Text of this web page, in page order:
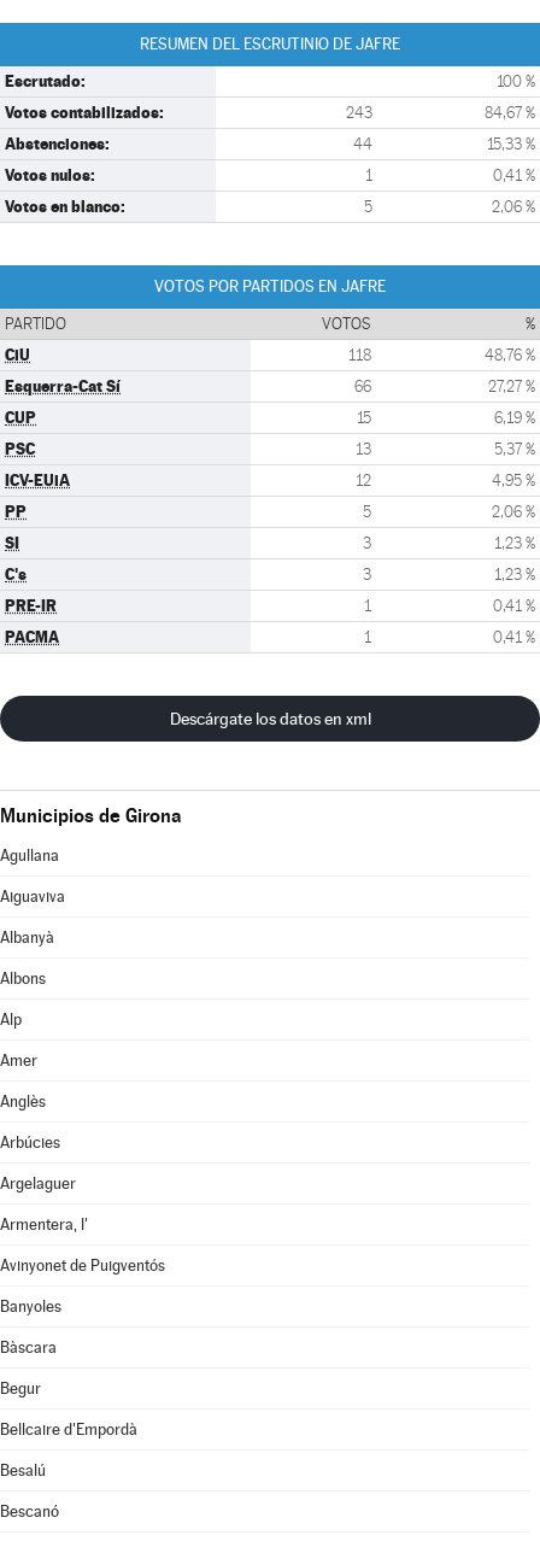
RESUMEN DEL ESCRUTINIO DE JAFRE
Escrutado: 100 %
Votos contabilizados: 243 84,67 %
Abstenciones: 44 15,33 %
Votos nulos: 1 0,41 %
Votos en blanco: 5 2,06 %
VOTOS POR PARTIDOS EN JAFRE
PARTIDO VOTOS %
CiU 118 48,76 %
Esquerra-Cat Sí 66 27,27 %
CUP 15 6,19 %
PSC 13 5,37 %
ICV-EUiA 12 4,95 %
PP 5 2,06 %
SI 3 1,23 %
C's 3 1,23 %
PRE-IR 1 0,41 %
PACMA 1 0,41 %
Descárgate los datos en xml
Municipios de Girona
Agullana
Aiguaviva
Albanyà
Albons
Alp
Amer
Anglès
Arbúcies
Argelaguer
Armentera, l'
Avinyonet de Puigventós
Banyoles
Bàscara
Begur
Bellcaire d'Empordà
Besalú
Bescanó